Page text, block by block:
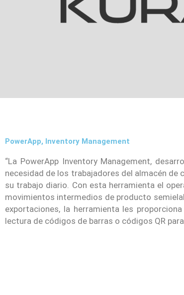
PowerApp, Inventory Management
“La PowerApp Inventory Management,
necesidad de los trabajadores del almacén de
su trabajo diario. Con esta herramienta el
movimientos intermedios de producto
exportaciones, la herramienta les
lectura de códigos de barras o códigos QR